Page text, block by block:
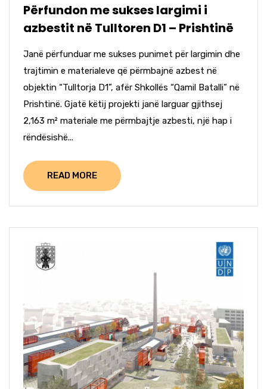
Përfundon me sukses largimi i
azbestit në Tulltoren D1 – Prishtinë
Janë përfunduar me sukses punimet për largimin dhe
trajtimin e materialeve që përmbajnë azbest në
objektin “Tulltorja D1”, afër Shkollës “Qamil Batalli” në
Prishtinë. Gjatë këtij projekti janë larguar gjithsej
2,163 m² materiale me përmbajtje azbesti, një hap i
rëndësishë...
READ MORE